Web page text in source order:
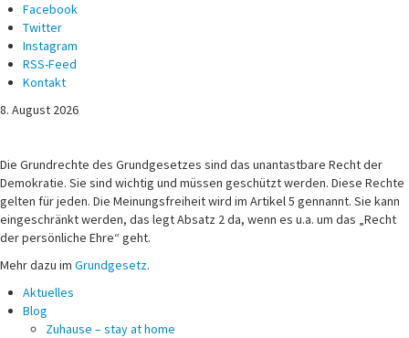
Facebook
Twitter
Instagram
RSS-Feed
Kontakt
8. August 2026
Michael Voß
Journalist und Christ
Die Grundrechte des Grundgesetzes sind das unantastbare Recht der
Demokratie. Sie sind wichtig und müssen geschützt werden. Diese Rechte
gelten für jeden. Die Meinungsfreiheit wird im Artikel 5 gennannt. Sie kann
eingeschränkt werden, das legt Absatz 2 da, wenn es u.a. um das „Recht
der persönliche Ehre“ geht.
Mehr dazu im Grundgesetz.
Aktuelles
Blog
Zuhause – stay at home